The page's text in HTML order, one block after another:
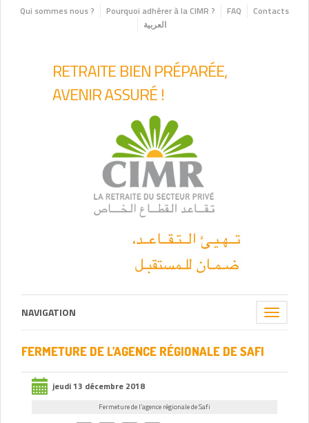
Qui sommes nous ? Pourquoi adhérer à la CIMR ? FAQ
Contacts
العربية
Toggle
NAVIGATION
FERMETURE DE L’AGENCE RÉGIONALE DE SAFI
jeudi 13 décembre 2018
Fermeture de l’agence régionale de Safi